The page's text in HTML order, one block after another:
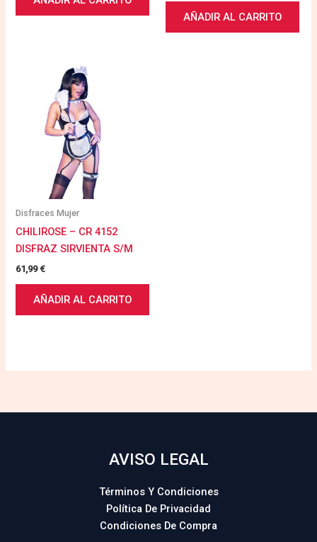
AÑADIR AL CARRITO
Disfraces Mujer
CHILIROSE – CR 4152
DISFRAZ SIRVIENTA S/M
61,99€
AÑADIR AL CARRITO
AVISO LEGAL
Términos Y Condiciones
Política De Privacidad
Condiciones De Compra